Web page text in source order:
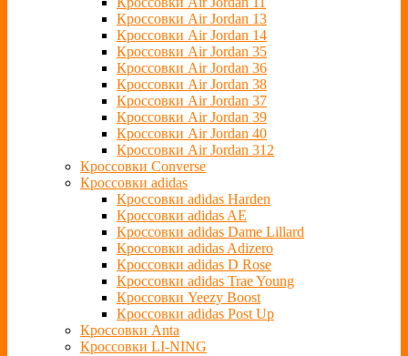
Кроссовки Air Jordan 13
Кроссовки Air Jordan 14
Кроссовки Air Jordan 35
Кроссовки Air Jordan 36
Кроссовки Air Jordan 38
Кроссовки Air Jordan 37
Кроссовки Air Jordan 39
Кроссовки Air Jordan 40
Кроссовки Air Jordan 312
Кроссовки Converse
Кроссовки adidas
Кроссовки adidas Harden
Кроссовки adidas AE
Кроссовки adidas Dame Lillard
Кроссовки adidas Adizero
Кроссовки adidas D Rose
Кроссовки adidas Trae Young
Кроссовки Yeezy Boost
Кроссовки adidas Post Up
Кроссовки Anta
Кроссовки LI-NING